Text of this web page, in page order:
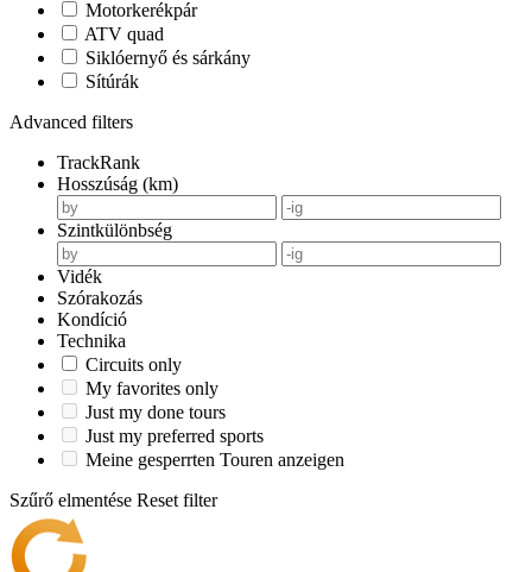
Motorkerékpár
ATV quad
Siklóernyő és sárkány
Sítúrák
Advanced filters
TrackRank
Hosszúság (km)
Szintkülönbség
Vidék
Szórakozás
Kondíció
Technika
Circuits only
My favorites only
Just my done tours
Just my preferred sports
Meine gesperrten Touren anzeigen
Szűrő elmentése Reset filter